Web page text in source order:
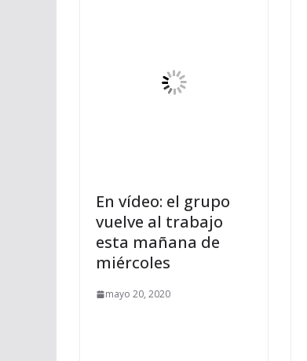
En vídeo: el grupo
vuelve al trabajo
esta mañana de
miércoles
mayo 20, 2020